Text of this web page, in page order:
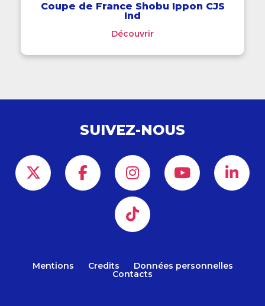
Coupe de France Shobu Ippon CJS
Ind
Découvrir
SUIVEZ-NOUS
Mentions Credits Données personnelles
Contacts